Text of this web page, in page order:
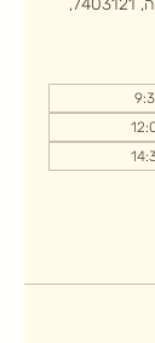
נס ציונה, החרש 16, נס ציונה, 7403121,